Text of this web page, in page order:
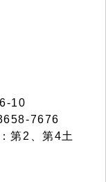
10
7676
第2、第4土